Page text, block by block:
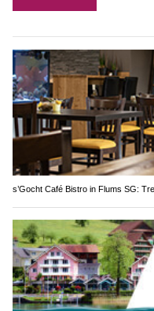
s’Gocht Café Bistro in Flums SG: